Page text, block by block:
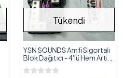
Tükendi
YSN SOUNDS Amfi Sigortalı
Blok Dağıtıcı - 4'lü Hem Artı
Hem Şase Kablo Dağıtıcı
Blok